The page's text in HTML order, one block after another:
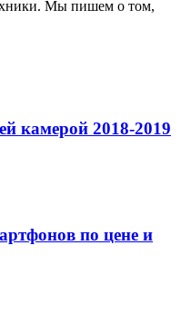
Мы пишем о том,
камерой 2018-2019
по цене и